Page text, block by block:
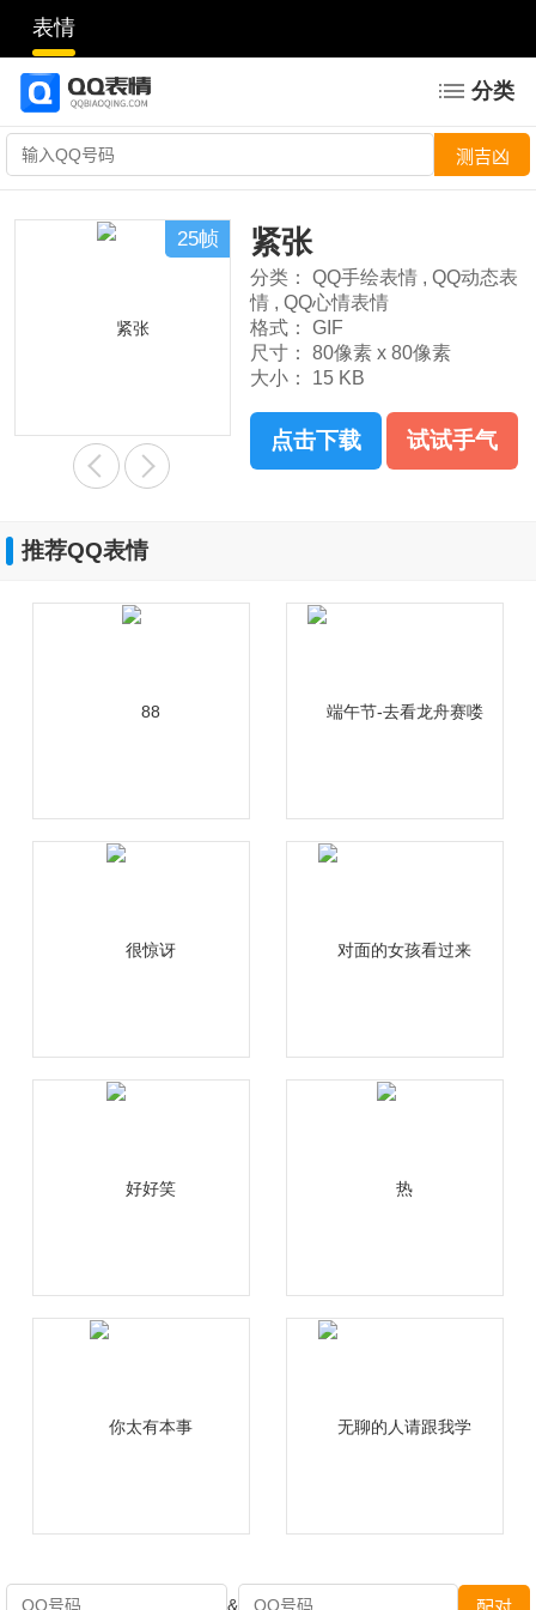
表情
分类
25帧 紧张
分类： QQ手绘表情 , QQ动态表
情 , QQ心情表情
格式：
GIF
尺寸：
80像素 x 80像素
大小：
15 KB
点击下载 试试手气
推荐QQ表情